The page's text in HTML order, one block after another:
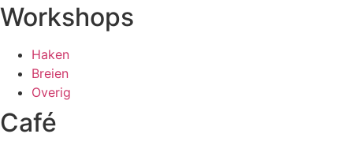
Workshops
Haken
Breien
Overig
Café